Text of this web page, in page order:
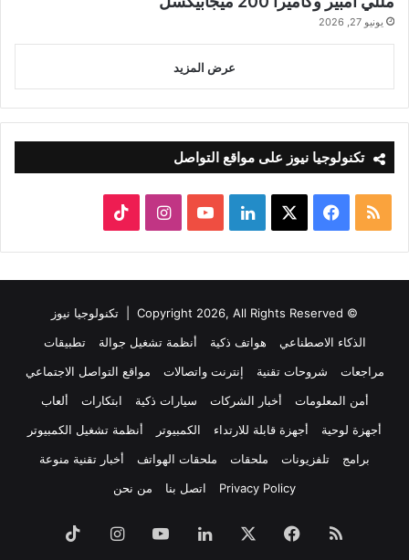
يونيو 27, 2026
عرض المزيد
تكنولوجيا نيوز على مواقع التواصل
ملخص
الموقع
RSS
فيسبوك لينكدإن‫YouTubeانستقرام
© Copyright 2026, All Rights Reserved |
تكنولوجيا نيوز
الذكاء الاصطناعي
هواتف ذكية أنظمة تشغيل جوالة
تطبيقات
مراجعات
شروحات تقنية إنترنت واتصالات
مواقع التواصل الاجتماعي
أمن المعلومات
أخبار الشركات سيارات ذكية ابتكارات
ألعاب
أجهزة لوحية
أجهزة قابلة للارتداء الكمبيوتر
أنظمة تشغيل الكمبيوتر
برامج
تلفزيونات ملحقات ملحقات الهواتف
أخبار تقنية منوعة
Privacy Policy
اتصل بنا من نحن
ملخصفيسبوك لينكدإن‫YouTubeانستقرام